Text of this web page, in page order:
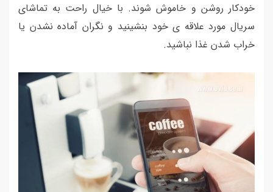
خودکار روشن و خاموش شوند. با خیال راحت به تماشای
سریال مورد علاقه ی خود بنشینید و نگران آماده نشدن یا
خراب شدن غذا نباشید.